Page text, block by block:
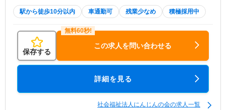
駅から徒歩10分以内 車通勤可 残業少なめ 積極採用中
保存する
この求人を問い合わせる
詳細を見る
社会福祉法人にんじんの会の求人一覧